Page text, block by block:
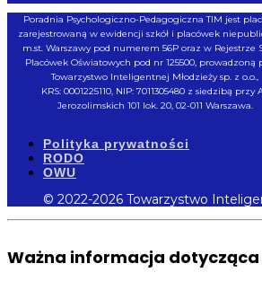
Poradnia Psychologiczno-Pedagogiczna TIM jest
zarejestrowaną w ewidencji szkół i placówek
m.st. Warszawy pod numerem 56P oraz w Rejestrze
Placówek Oświatowych pod nr 125500, prowadzoną
Towarzystwo Inteligentnej Młodzieży sp. z o.o.,
KRS: 0001225110, NIP: 7011305480 z siedzibą przy
Jerozolimskich 101 lok. 20, 02-011 Warszawa.
Polityka prywatności
RODO
OWU
© 2022-2026 Towarzystwo
Ważna informacja